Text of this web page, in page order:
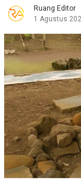
Ruang Editor
1 Agustus